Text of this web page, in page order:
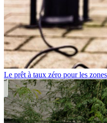
Le prêt à taux zéro pour les